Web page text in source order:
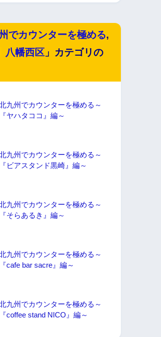
でカウンターを極める,
八幡西区 」カテゴリの
九州でカウンターを極める～
『ヤハタココ』編～
九州でカウンターを極める～
『ビアスタンド黒崎』編～
九州でカウンターを極める～
『そらあるき』編～
九州でカウンターを極める～
『cafe bar sacre』編～
九州でカウンターを極める～
『coffee stand NICO』編～